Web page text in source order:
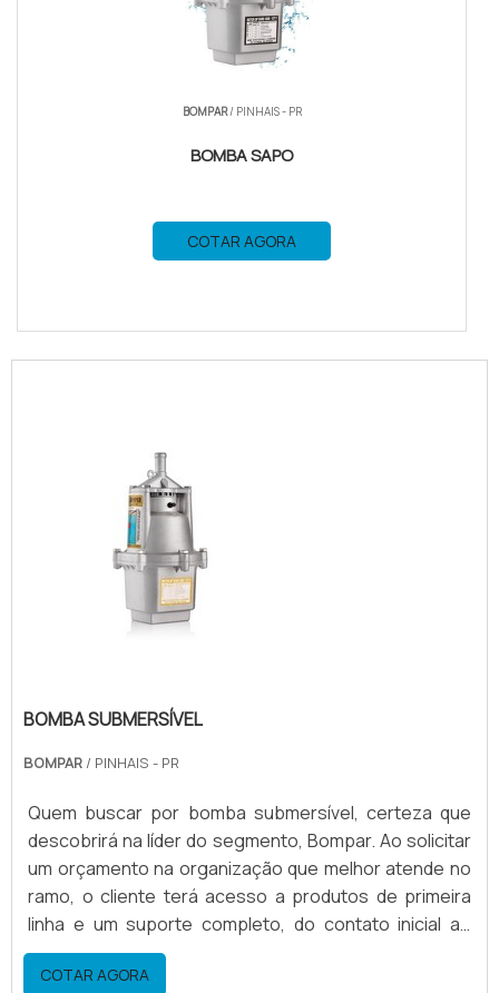
BOMPAR/ PINHAIS - PR
BOMBA SAPO
COTAR AGORA
BOMBA SUBMERSÍVEL
BOMPAR / PINHAIS - PR
Quem buscar por bomba submersível, certeza que
descobrirá na líder do segmento, Bompar. Ao solicitar
um orçamento na organização que melhor atende no
ramo, o cliente terá acesso a produtos de primeira
linha e um suporte completo, do contato inicial ao
pós-venda.DETALHES SOBRE BOMBA
SUBMERSÍVELQuem precisa de bomba submersível
COTAR AGORA